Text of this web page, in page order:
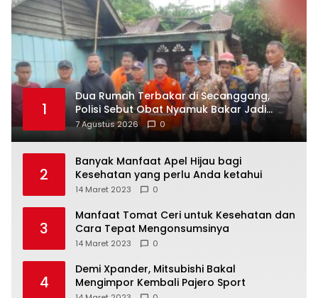
1
Dua Rumah Terbakar di Secanggang,
Polisi Sebut Obat Nyamuk Bakar Jadi
Dugaan Pemicu
7 Agustus 2026 0
2
Banyak Manfaat Apel Hijau bagi
Kesehatan yang perlu Anda ketahui
14 Maret 2023 0
3
Manfaat Tomat Ceri untuk Kesehatan dan
Cara Tepat Mengonsumsinya
14 Maret 2023 0
4
Demi Xpander, Mitsubishi Bakal
Mengimpor Kembali Pajero Sport